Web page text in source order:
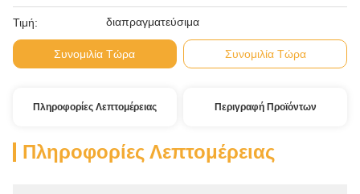
Τιμή: διαπραγματεύσιμα
Συνομιλία Τώρα Συνομιλία Τώρα
Πληροφορίες Λεπτομέρειας Περιγραφή Προϊόντων
Πληροφορίες Λεπτομέρειας